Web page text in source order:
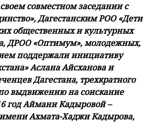
совместном заседании с
Дагестанским РОО «Дети
общественных и культурных
ДРОО «Оптимум», молодежных,
поддержали инициативу
Аслана Айсханова и
Дагестана, трехкратного
выдвижению на соискание
год Аймани Кадыровой –
Ахмата-Хаджи Кадырова,